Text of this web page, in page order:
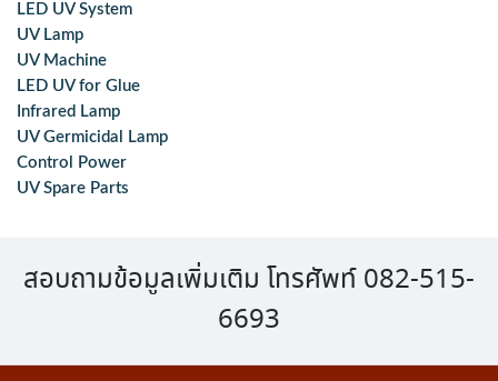
LED UV System
UV Lamp
UV Machine
LED UV for Glue
Infrared Lamp
UV Germicidal Lamp
Control Power
UV Spare Parts
สอบถามข้อมูลเพิ่มเติม โทรศัพท์ 082-515-
6693